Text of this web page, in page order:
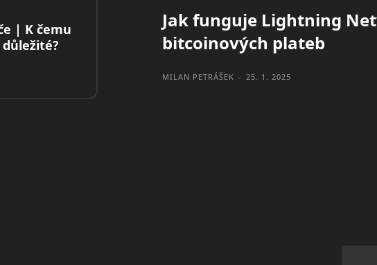
| K čemu
Jak funguje Lightning
bitcoinových plateb
MILAN PETRÁŠEK - 25. 1. 2025